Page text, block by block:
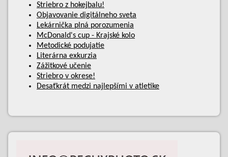
Striebro z hokejbalu!
Objavovanie digitálneho sveta
Lekárnička plná porozumenia
McDonald's cup - Krajské kolo
Metodické podujatie
Literárna exkurzia
Zážitkové učenie
Striebro v okrese!
Desaťkrát medzi najlepšími v atletike